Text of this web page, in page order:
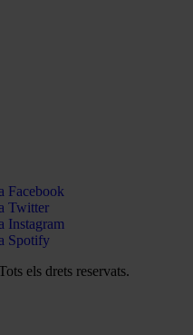
Facebook
Twitter
Instagram
Spotify
els drets reservats.